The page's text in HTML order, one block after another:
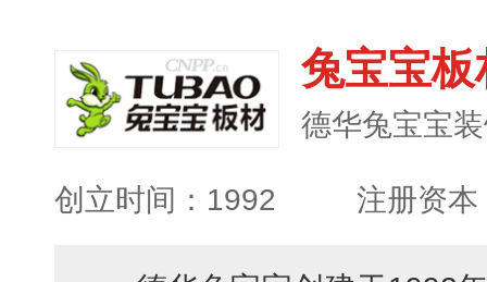
兔宝宝
创立时间：1992 注册资